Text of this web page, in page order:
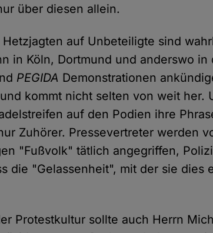
über diesen allein.
auf Unbeteiligte sind
in Köln, Dortmund und anderswo in
PEGIDA Demonstrationen
kommt nicht selten von weit her.
auf den Podien ihre
Zuhörer. Pressevertreter werden
"Fußvolk" tätlich angegriffen,
die "Gelassenheit", mit der sie dies
Protestkultur sollte auch Herrn